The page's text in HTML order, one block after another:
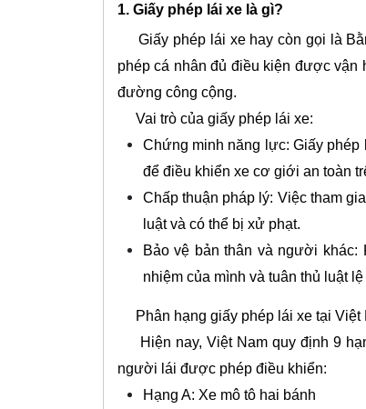
1. Giấy phép lái xe là gì?
Giấy phép lái xe hay còn gọi là
phép cá nhân đủ điều kiện được vận
đường công cộng.
Vai trò của giấy phép lái xe:
Chứng minh năng lực: Giấy
để điều khiển xe cơ giới an toàn
Chấp thuận pháp lý: Việc tham
luật và có thể bị xử phạt.
Bảo vệ bản thân và người
nhiệm của mình và tuân thủ luật
Phân hạng giấy phép lái xe tại Việt
Hiện nay, Việt Nam quy định 9
người lái được phép điều khiển:
Hạng A: Xe mô tô hai bánh